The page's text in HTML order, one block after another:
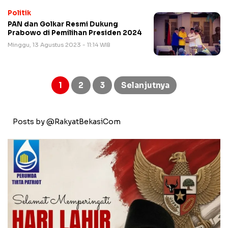
Politik
PAN dan Golkar Resmi Dukung
Prabowo di Pemilihan Presiden 2024
Minggu, 13 Agustus 2023 - 11:14 WIB
Paginasi
1 2 3 Selanjutnya
Posts by @RakyatBekasiCom